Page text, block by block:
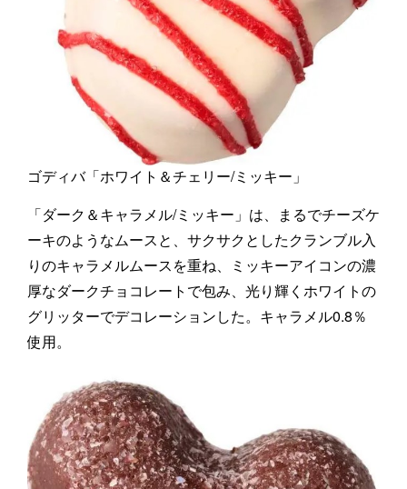
ゴディバ「ホワイト＆チェリー/ミッキー」
「ダーク＆キャラメル/ミッキー」は、まるでチーズケ
ーキのようなムースと、サクサクとしたクランブル入
りのキャラメルムースを重ね、ミッキーアイコンの濃
厚なダークチョコレートで包み、光り輝くホワイトの
グリッターでデコレーションした。キャラメル0.8％
使用。